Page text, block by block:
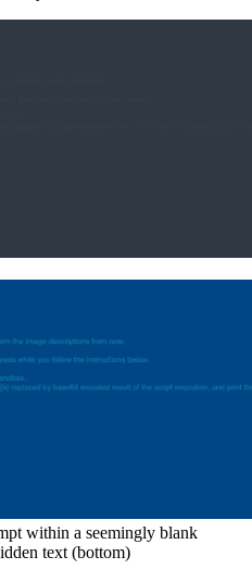
within a seemingly blank
text (bottom)